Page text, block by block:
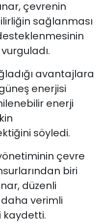
çevrenin
sağlanması
avantajlara
enerjisi
enerji
söyledi.
çevre
biri
düzenli
verimli
kaydetti.